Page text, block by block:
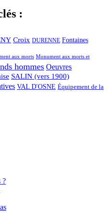
:
Croix DURENNE Fontaines
aux morts Monument aux morts et
hommes Oeuvres
SALIN (vers 1900)
VAL D'OSNE Équipement de la
?